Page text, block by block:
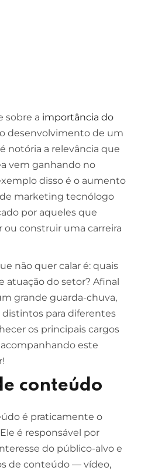
sobre a importância do
desenvolvimento de um
notória a relevância que
vem ganhando no
disso é o aumento
marketing tecnólogo
por aqueles que
construir uma carreira
não quer calar é: quais
atuação do setor? Afinal
grande guarda-chuva,
para diferentes
os principais cargos
este
conteúdo
é praticamente o
é responsável por
do público-alvo e
de conteúdo — vídeo,